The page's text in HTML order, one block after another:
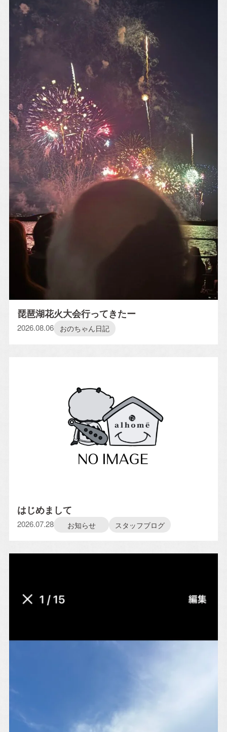
プライバシーポリシー
お電話・WEBからお気軽にご相談ください。
0120-06-3308
[定休日]水曜日・祝日
ご来場予約
Event Reservation
お気軽にご参加ください！
お客様が家づくりをリアルにイメージできるよう完成
見学会やセミナーを実施しております。完成見学会で
は実際に住まいの空間をご体感いただけ、セミナーで
は住宅に関する様々な知識を学ぶことができます。お
子様連れでも安心してご参加ください。
イベント情報一覧を見る
琵琶湖花火大会行ってきたー
2026.08.06 おのちゃん日記
はじめまして
2026.07.28 お知らせ スタッフブログ